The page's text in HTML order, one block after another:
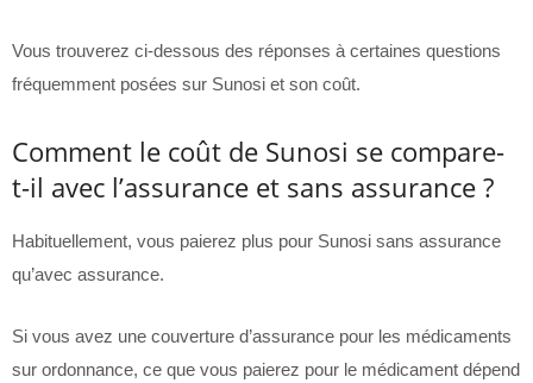
Vous trouverez ci-dessous des réponses à certaines questions
fréquemment posées sur Sunosi et son coût.
Comment le coût de Sunosi se compare-
t-il avec l’assurance et sans assurance ?
Habituellement, vous paierez plus pour Sunosi sans assurance
qu’avec assurance.
Si vous avez une couverture d’assurance pour les médicaments
sur ordonnance, ce que vous paierez pour le médicament dépend